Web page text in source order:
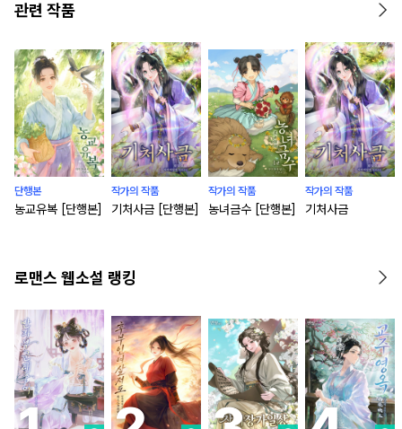
관련 작품
단행본
농교유복 [단행본]
작가의 작품
기처사금 [단행본]
작가의 작품
농녀금수 [단행본]
작가의 작품
기처사금
로맨스 웹소설 랭킹